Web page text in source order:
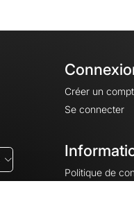
Créer un
Se connecter
Politique de